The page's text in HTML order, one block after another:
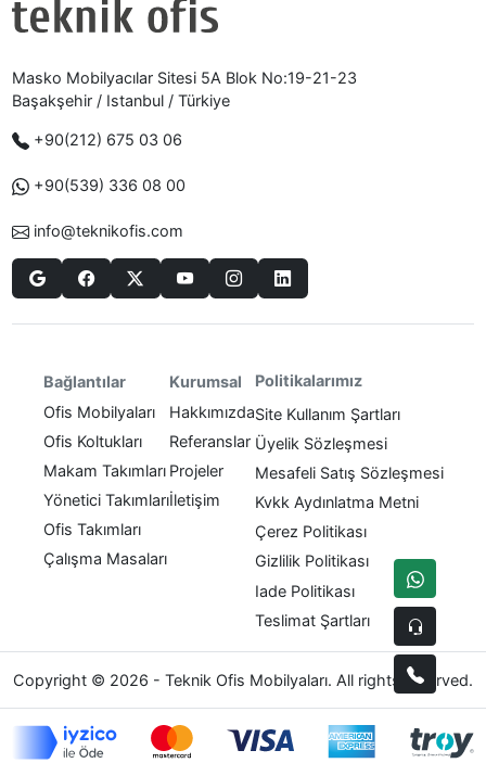
Masko Mobilyacılar Sitesi 5A Blok No:19-21-23
Başakşehir / Istanbul / Türkiye
+90(212) 675 03 06
+90(539) 336 08 00
info@teknikofis.com
Bağlantılar
Ofis Mobilyaları
Ofis Koltukları
Makam Takımları
Yönetici Takımları
Ofis Takımları
Çalışma Masaları
Kurumsal
Hakkımızda
Referanslar
Projeler
İletişim
Politikalarımız
Site Kullanım Şartları
Üyelik Sözleşmesi
Mesafeli Satış Sözleşmesi
Kvkk Aydınlatma Metni
Çerez Politikası
Gizlilik Politikası
Iade Politikası
Teslimat Şartları
Copyright © 2026 - Teknik Ofis Mobilyaları. All rights reserved.